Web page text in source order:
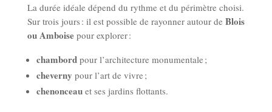
La durée idéale dépend du rythme et du périmètre choisi.
Sur trois jours : il est possible de rayonner autour de Blois
ou Amboise pour explorer :
chambord pour l’architecture monumentale ;
cheverny pour l’art de vivre ;
chenonceau et ses jardins flottants.